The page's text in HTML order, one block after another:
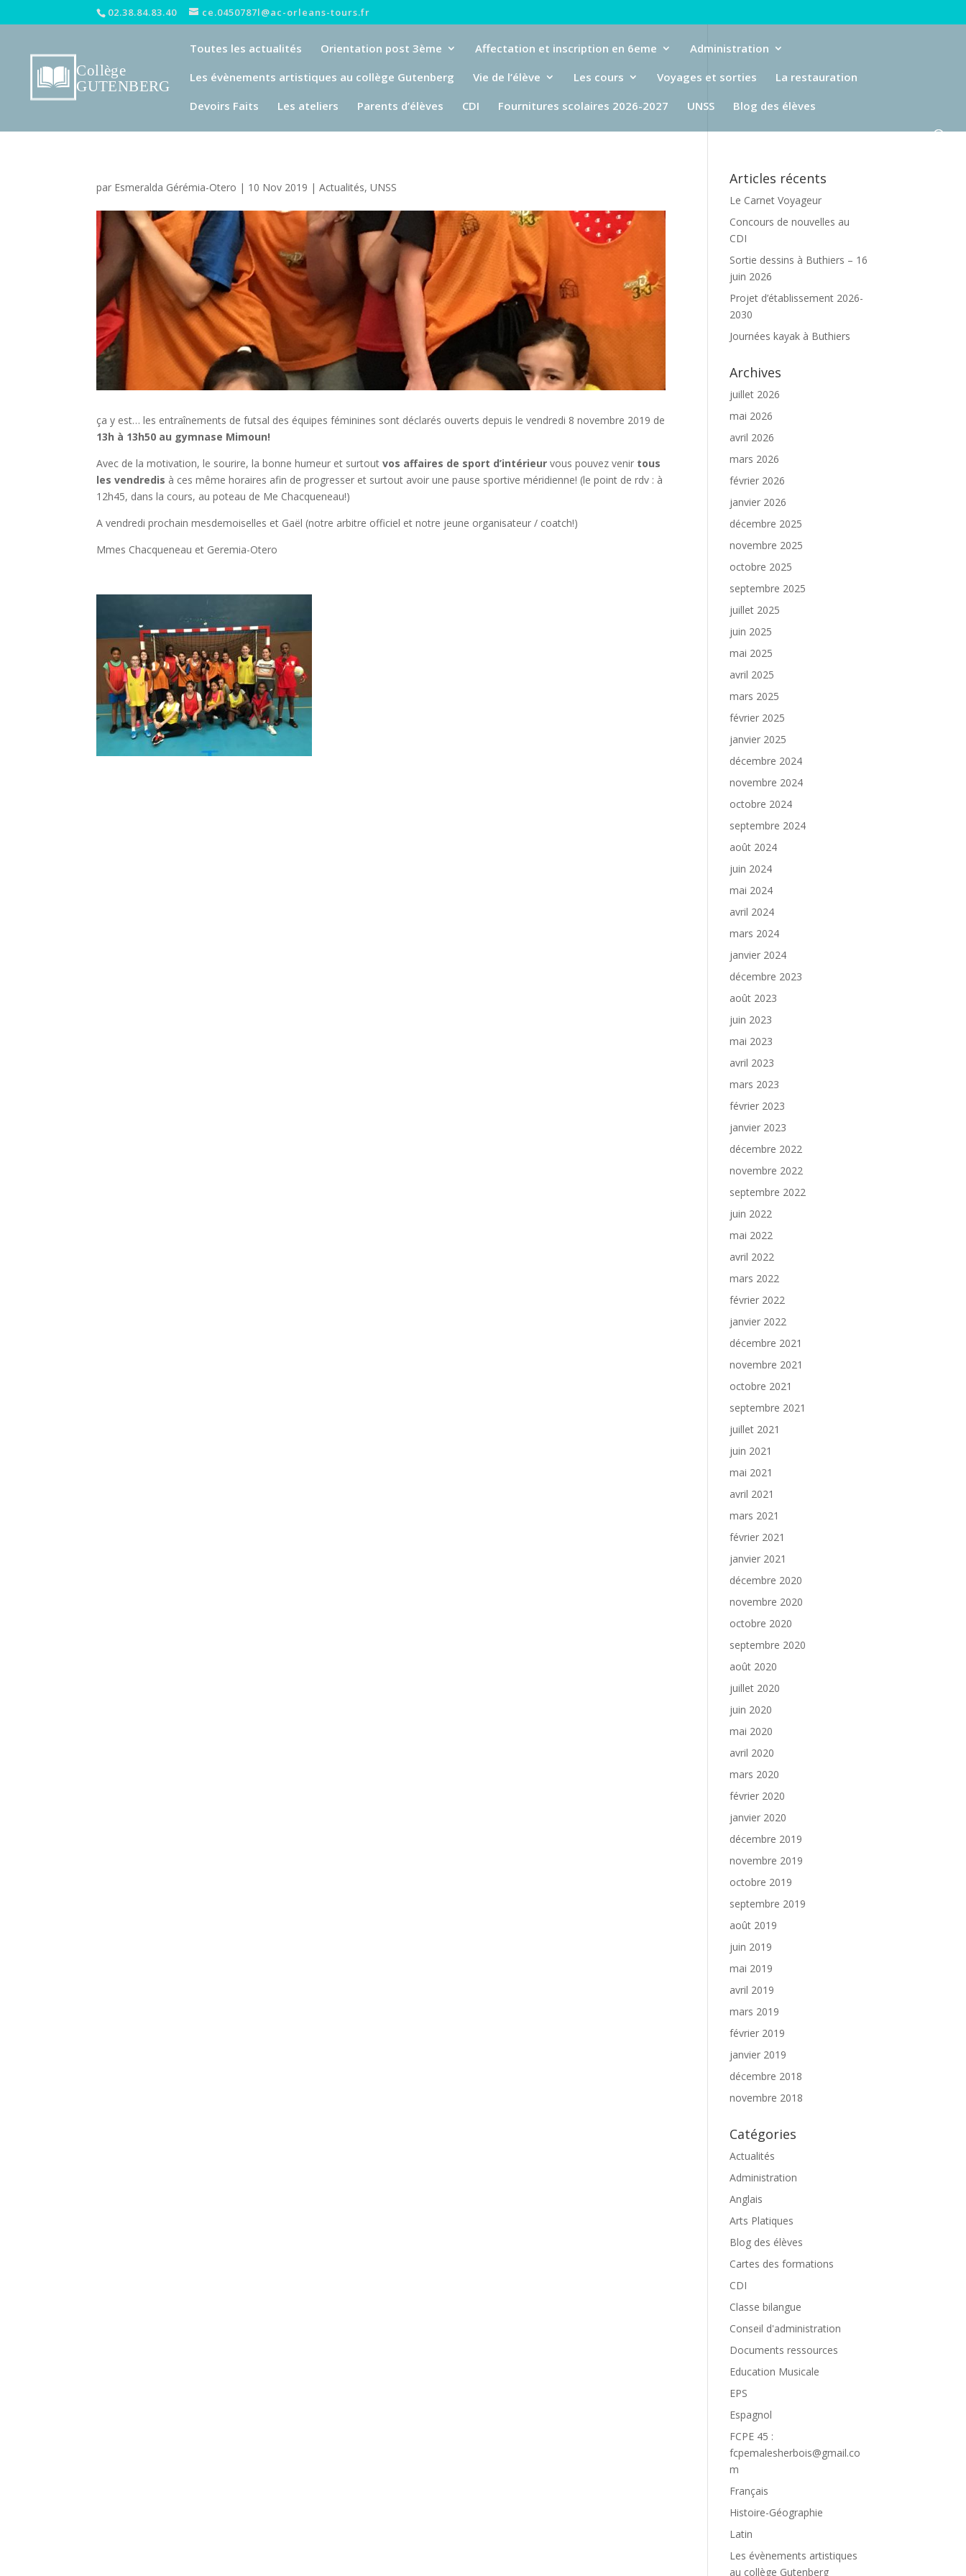
02.38.84.83.40 ce.0450787l@ac-orleans-tours.fr
Toutes les actualités Orientation post 3ème Affectation et inscription en 6eme
Administration
Les évènements artistiques au collège Gutenberg
Vie de l’élève Les cours Voyages et sorties
La restauration
Devoirs Faits
Les ateliers Parents d’élèves CDI Fournitures scolaires 2026-2027 UNSS Blog des élèves
par Esmeralda Gérémia-Otero | 10 Nov 2019 |Actualités,UNSS
ça y est… les entraînements de futsal des équipes féminines sont déclarés ouverts depuis le vendredi 8 novembre 2019 de
13h à 13h50 au gymnase Mimoun!
Avec de la motivation, le sourire, la bonne humeur et surtoutvos affaires de sport d’intérieur vous pouvez venir tous
les vendredis à ces même horaires afin de progresser et surtout avoir une pause sportive méridienne! (le point de rdv : à
12h45, dans la cours, au poteau de Me Chacqueneau!)
A vendredi prochain mesdemoiselles et Gaël (notre arbitre officiel et notre jeune organisateur / coatch!)
Mmes Chacqueneau et Geremia-Otero
Articles récents
Le Carnet Voyageur
Concours de nouvelles au
CDI
Sortie dessins à Buthiers – 16
juin 2026
Projet d’établissement 2026-
2030
Journées kayak à Buthiers
Archives
juillet 2026
mai 2026
avril 2026
mars 2026
février 2026
janvier 2026
décembre 2025
novembre 2025
octobre 2025
septembre 2025
juillet 2025
juin 2025
mai 2025
avril 2025
mars 2025
février 2025
janvier 2025
décembre 2024
novembre 2024
octobre 2024
septembre 2024
août 2024
juin 2024
mai 2024
avril 2024
mars 2024
janvier 2024
décembre 2023
août 2023
juin 2023
mai 2023
avril 2023
mars 2023
février 2023
janvier 2023
décembre 2022
novembre 2022
septembre 2022
juin 2022
mai 2022
avril 2022
mars 2022
février 2022
janvier 2022
décembre 2021
novembre 2021
octobre 2021
septembre 2021
juillet 2021
juin 2021
mai 2021
avril 2021
mars 2021
février 2021
janvier 2021
décembre 2020
novembre 2020
octobre 2020
septembre 2020
août 2020
juillet 2020
juin 2020
mai 2020
avril 2020
mars 2020
février 2020
janvier 2020
décembre 2019
novembre 2019
octobre 2019
septembre 2019
août 2019
juin 2019
mai 2019
avril 2019
mars 2019
février 2019
janvier 2019
décembre 2018
novembre 2018
Catégories
Actualités
Administration
Anglais
Arts Platiques
Blog des élèves
Cartes des formations
CDI
Classe bilangue
Conseil d'administration
Documents ressources
Education Musicale
EPS
Espagnol
FCPE 45 :
fcpemalesherbois@gmail.co
m
Français
Histoire-Géographie
Latin
Les évènements artistiques
au collège Gutenberg